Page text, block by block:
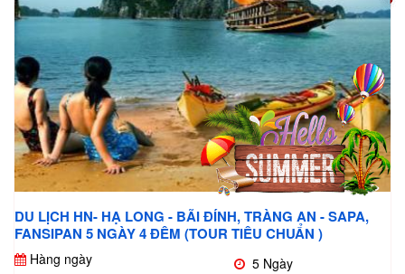
DU LỊCH HN- HẠ LONG - BÃI ĐÍNH, TRÀNG AN - SAPA,
FANSIPAN 5 NGÀY 4 ĐÊM (TOUR TIÊU CHUẨN )
Hàng ngày
5 Ngày